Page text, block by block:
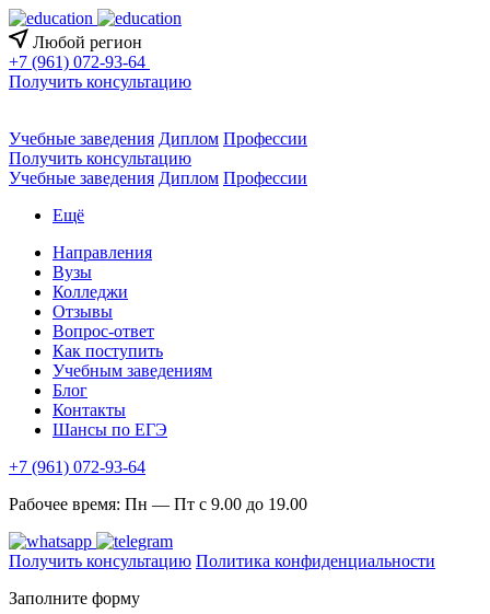
Любой регион
+7 (961) 072-93-64
Получить консультацию
Учебные заведения Диплом Профессии
Получить консультацию
Учебные заведения Диплом Профессии
Ещё
Направления
Вузы
Колледжи
Отзывы
Вопрос-ответ
Как поступить
Учебным заведениям
Блог
Контакты
Шансы по ЕГЭ
+7 (961) 072-93-64
Рабочее время: Пн — Пт с 9.00 до 19.00
Получить консультацию Политика конфиденциальности
Заполните форму